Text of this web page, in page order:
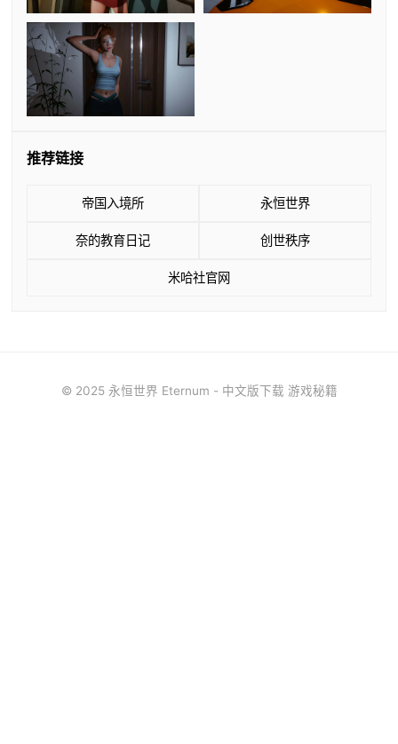
推荐链接
帝国入境所 永恒世界
奈的教育日记 创世秩序
米哈社官网
© 2025 永恒世界 Eternum - 中文版下载 游戏秘籍